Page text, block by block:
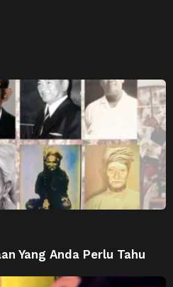
Yang Anda Perlu Tahu